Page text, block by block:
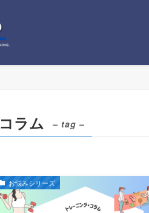
コラム – tag –
お悩みシリーズ